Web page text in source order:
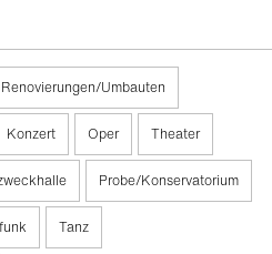
Renovierungen/Umbauten
Konzert Oper Theater
Probe/Konservatorium
Tanz